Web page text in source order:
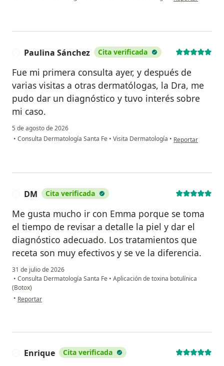
Paulina Sánchez Cita verificada
Fue mi primera consulta ayer, y después de
varias visitas a otras dermatólogas, la Dra, me
pudo dar un diagnóstico y tuvo interés sobre
mi caso.
5 de agosto de 2026
• Consulta Dermatología Santa Fe • Visita Dermatología • en opinión del
Reportar
DM Cita verificada
Me gusta mucho ir con Emma porque se toma
el tiempo de revisar a detalle la piel y dar el
diagnóstico adecuado. Los tratamientos que
receta son muy efectivos y se ve la diferencia.
31 de julio de 2026
• Consulta Dermatología Santa Fe • Aplicación de toxina botulínica
(Botox)
• en opinión del usuario DM
Reportar
Enrique Cita verificada